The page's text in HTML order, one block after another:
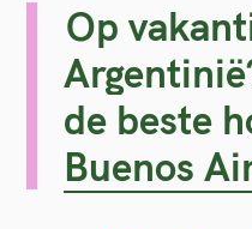
Op
de beste
Buenos